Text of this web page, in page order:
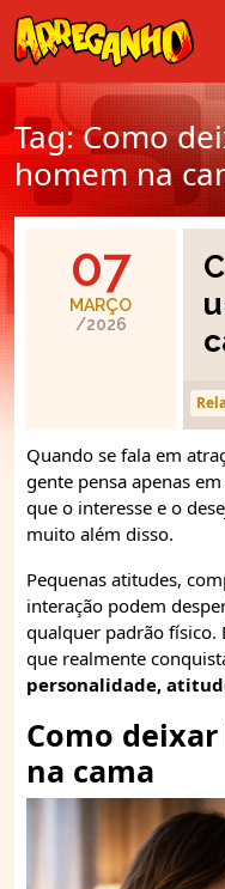
Tag:Como
homem na
07
MARÇO
/2026
Quando se fala em
gente pensa apenas
que o interesse e o
muito além disso.
Pequenas atitudes,
interação podem
qualquer padrão físico.
que realmente
personalidade,
Como
na cama